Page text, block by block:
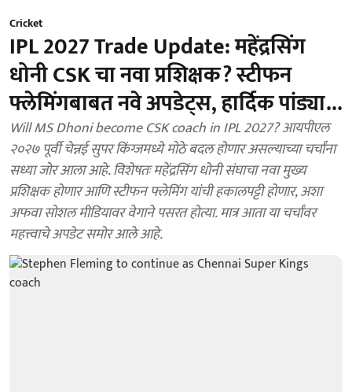
Cricket
IPL 2027 Trade Update: महेंद्रसिंग
धोनी CSK चा नवा प्रशिक्षक? स्टीफन
फ्लेमिंगबाबत नवे अपडेट्स, हार्दिक पांड्या...
Will MS Dhoni become CSK coach in IPL 2027? आयपीएल
२०२७ पूर्वी चेन्नई सुपर किंग्जमध्ये मोठे बदल होणार असल्याच्या चर्चांना
सध्या जोर आला आहे. विशेषतः महेंद्रसिंग धोनी संघाचा नवा मुख्य
प्रशिक्षक होणार आणि स्टीफन फ्लेमिंग यांची हकालपट्टी होणार, अशा
अफवा सोशल मीडियावर वेगाने पसरत होत्या. मात्र आता या चर्चांवर
महत्त्वाचे अपडेट समोर आले आहे.